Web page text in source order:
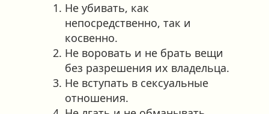
Не убивать, как
непосредственно, так и
косвенно.
Не воровать и не брать вещи
без разрешения их владельца.
Не вступать в сексуальные
отношения.